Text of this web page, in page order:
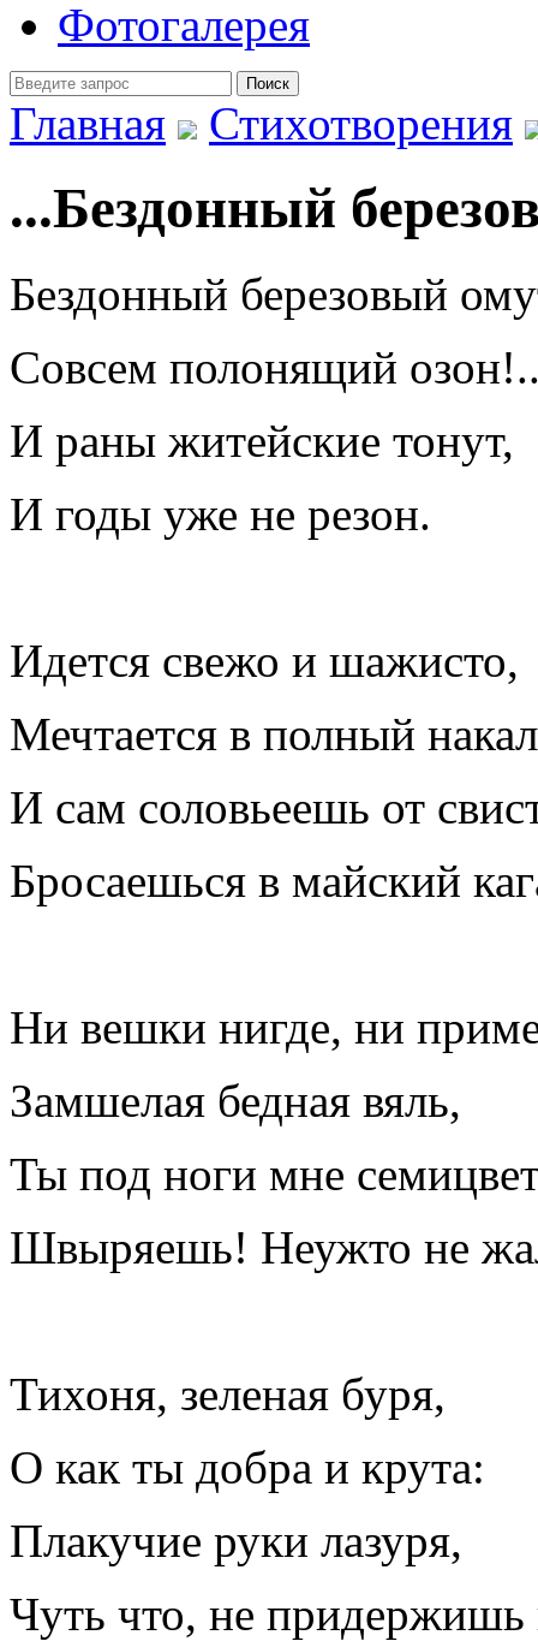
Фотогалерея
Главная
Стихотворения
...Бездонный
Бездонный березовый
Совсем полонящий
И раны житейские тонут,
И годы уже не резон.
Идется свежо и шажисто,
Мечтается в полный
И сам соловьеешь от
Бросаешься в майский
Ни вешки нигде, ни
Замшелая бедная вяль,
Ты под ноги мне
Швыряешь! Неужто не
Тихоня, зеленая буря,
О как ты добра и крута:
Плакучие руки лазуря,
Чуть что, не придержишь